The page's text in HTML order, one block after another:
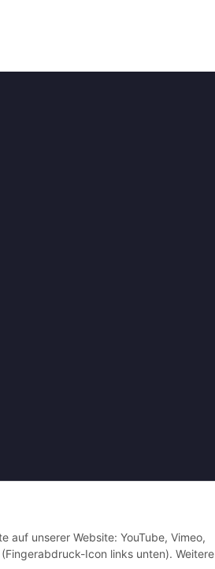
auf unserer Website: YouTube, Vimeo,
Icon links unten). Weitere